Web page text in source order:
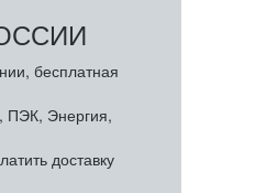
бесплатная
ПЭК, Энергия,
доставку